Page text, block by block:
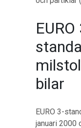
EURO
bilar
EURO 3-
januari 2000